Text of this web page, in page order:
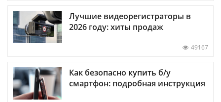
Лучшие видеорегистраторы в
2026 году: хиты продаж
49167
Как безопасно купить б/у
смартфон: подробная инструкция